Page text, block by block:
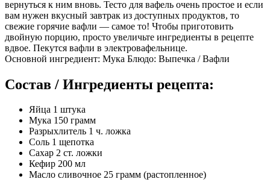
вернуться к ним вновь. Тесто для вафель очень простое и если
вам нужен вкусный завтрак из доступных продуктов, то
свежие горячие вафли — самое то! Чтобы приготовить
двойную порцию, просто увеличьте ингредиенты в рецепте
вдвое. Пекутся вафли в электровафельнице.
Основной ингредиент: Мука Блюдо: Выпечка / Вафли
Состав / Ингредиенты рецепта:
Яйца 1 штука
Мука 150 грамм
Разрыхлитель 1 ч. ложка
Соль 1 щепотка
Сахар 2 ст. ложки
Кефир 200 мл
Масло сливочное 25 грамм (растопленное)